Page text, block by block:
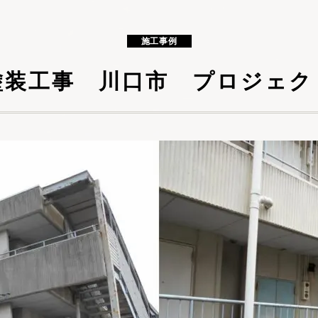
施工事例
装工事 川口市 プロジェク